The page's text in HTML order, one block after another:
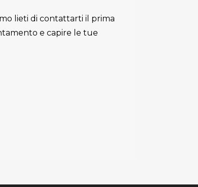
lieti di contattarti il prima
e capire le tue